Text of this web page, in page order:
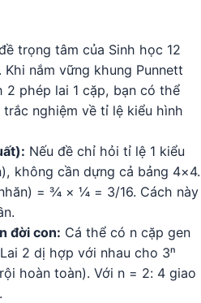
trọng tâm của Sinh học 12
nắm vững khung Punnett
phép lai 1 cặp, bạn có thể
nghiệm về tỉ lệ kiểu hình
Nếu đề chỉ hỏi tỉ lệ 1 kiểu
không cần dựng cả bảng 4×4.
= ¾ × ¼ = 3/16. Cách này
đời con: Cá thể có n cặp gen
2 dị hợp với nhau cho 3ⁿ
hoàn toàn). Với n = 2: 4 giao